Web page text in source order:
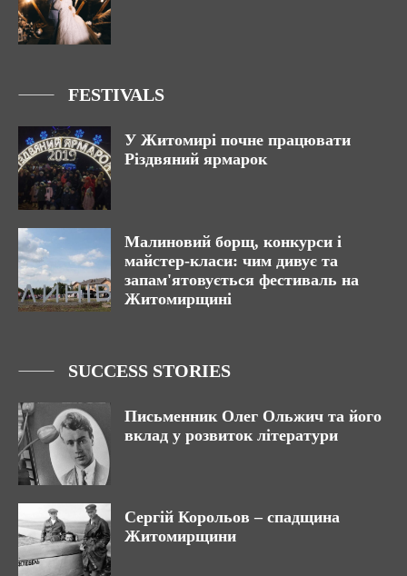
FESTIVALS
У Житомирі почне працювати
Різдвяний ярмарок
Малиновий борщ, конкурси і
майстер-класи: чим дивує та
запам'ятовується фестиваль на
Житомирщині
SUCCESS STORIES
Письменник Олег Ольжич та його
вклад у розвиток літератури
Сергій Корольов – спадщина
Житомирщини